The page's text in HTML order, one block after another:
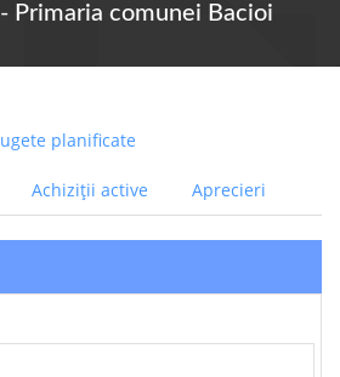
Primaria comunei Bacioi
planificate
Achiziții active Aprecieri